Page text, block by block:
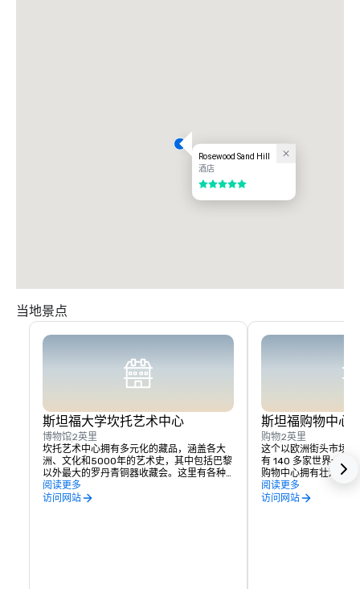
Rosewood Sand Hill
酒店
5/5
当地景点
斯坦福大学坎托艺术中心
博物馆2英里
坎托艺术中心拥有多元化的藏品，涵盖各大
洲、文化和5000年的艺术史，其中包括巴黎
以外最大的罗丹青铜器收藏会。这里有各种
各样的不断变化的展览，建议参观者利用精
彩的讲解之旅、讲座、画廊讲座、座谈会、
阅读更多
访问网站
斯坦福购物中心
购物2英里
这个以欧洲街头市场
有 140 多家世界一流
购物中心拥有壮观的
利福尼亚艺术家创作
这里购物确实是一种
阅读更多
访问网站